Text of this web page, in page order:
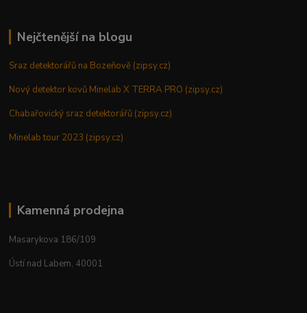
Nejčtenější na blogu
Sraz detektorářů na Bozeňově (zipsy.cz)
Nový detektor kovů Minelab X TERRA PRO (zipsy.cz)
Chabařovický sraz detektorářů (zipsy.cz)
Minelab tour 2023 (zipsy.cz)
Kamenná prodejna
Masarykova 186/109
Ústí nad Labem, 40001